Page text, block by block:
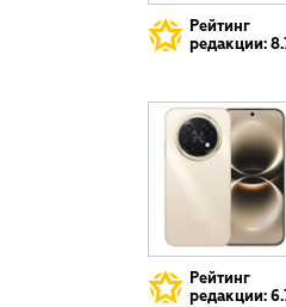
Рейтинг
редакции:
Рейтинг
редакции: